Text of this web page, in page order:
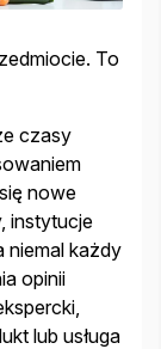
To
czasy
nowe
instytucje
niemal każdy
opinii
lub usługa